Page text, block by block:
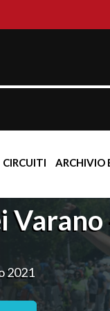
CIRCUITI ARCHIVIO
2021